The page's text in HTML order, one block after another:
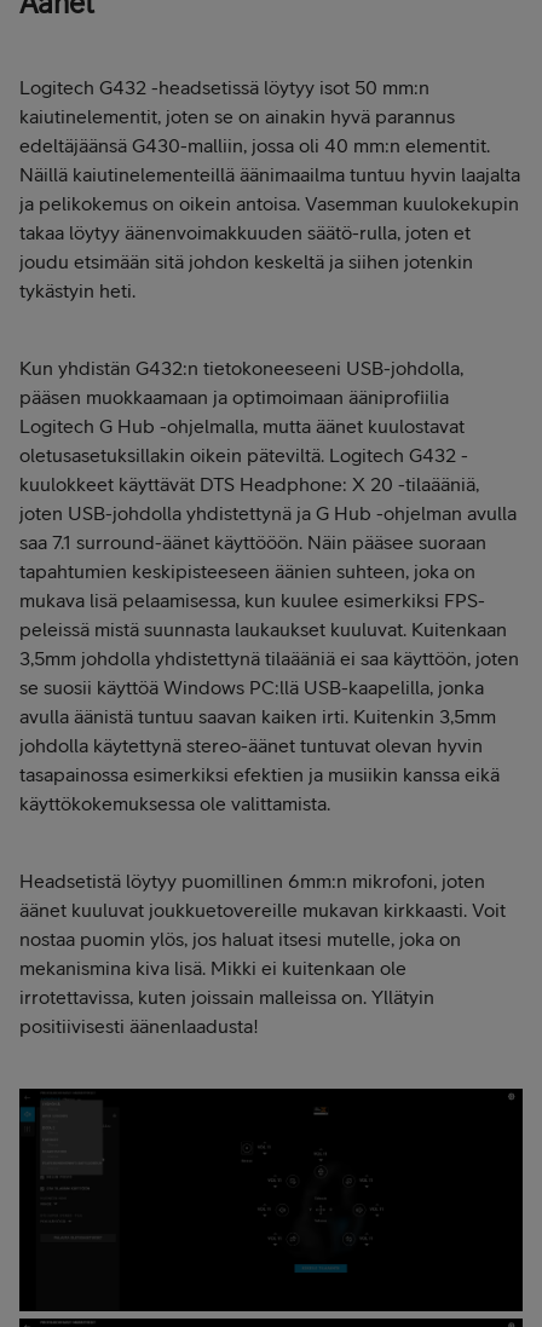
Logitech G432 -headsetissä löytyy isot 50 mm:n
kaiutinelementit, joten se on ainakin hyvä parannus
edeltäjäänsä G430-malliin, jossa oli 40 mm:n elementit.
Näillä kaiutinelementeillä äänimaailma tuntuu hyvin laajalta
ja pelikokemus on oikein antoisa. Vasemman kuulokekupin
takaa löytyy äänenvoimakkuuden säätö-rulla, joten et
joudu etsimään sitä johdon keskeltä ja siihen jotenkin
tykästyin heti.
Kun yhdistän G432:n tietokoneeseeni USB-johdolla,
pääsen muokkaamaan ja optimoimaan ääniprofiilia
Logitech G Hub -ohjelmalla, mutta äänet kuulostavat
oletusasetuksillakin oikein päteviltä. Logitech G432 -
kuulokkeet käyttävät DTS Headphone: X 20 -tilaääniä,
joten USB-johdolla yhdistettynä ja G Hub -ohjelman avulla
saa 7.1 surround-äänet käyttööön. Näin pääsee suoraan
tapahtumien keskipisteeseen äänien suhteen, joka on
mukava lisä pelaamisessa, kun kuulee esimerkiksi FPS-
peleissä mistä suunnasta laukaukset kuuluvat. Kuitenkaan
3,5mm johdolla yhdistettynä tilaääniä ei saa käyttöön, joten
se suosii käyttöä Windows PC:llä USB-kaapelilla, jonka
avulla äänistä tuntuu saavan kaiken irti. Kuitenkin 3,5mm
johdolla käytettynä stereo-äänet tuntuvat olevan hyvin
tasapainossa esimerkiksi efektien ja musiikin kanssa eikä
käyttökokemuksessa ole valittamista.
Headsetistä löytyy puomillinen 6mm:n mikrofoni, joten
äänet kuuluvat joukkuetovereille mukavan kirkkaasti. Voit
nostaa puomin ylös, jos haluat itsesi mutelle, joka on
mekanismina kiva lisä. Mikki ei kuitenkaan ole
irrotettavissa, kuten joissain malleissa on. Yllätyin
positiivisesti äänenlaadusta!